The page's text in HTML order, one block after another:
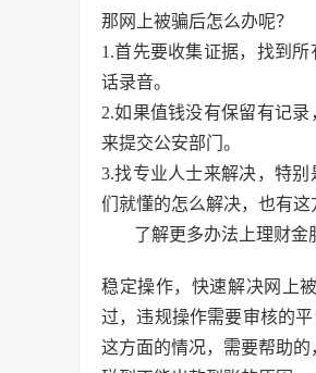
那网上被骗后怎么办呢？
1.首先要收集证据，找到
话录音。
2.如果值钱没有保留有记
来提交公安部门。
3.找专业人士来解决，特
们就懂的怎么解决，也有这
了解更多办法上理财金
稳定操作，快速解决网上
过，违规操作需要审核的
这方面的情况，需要帮助的